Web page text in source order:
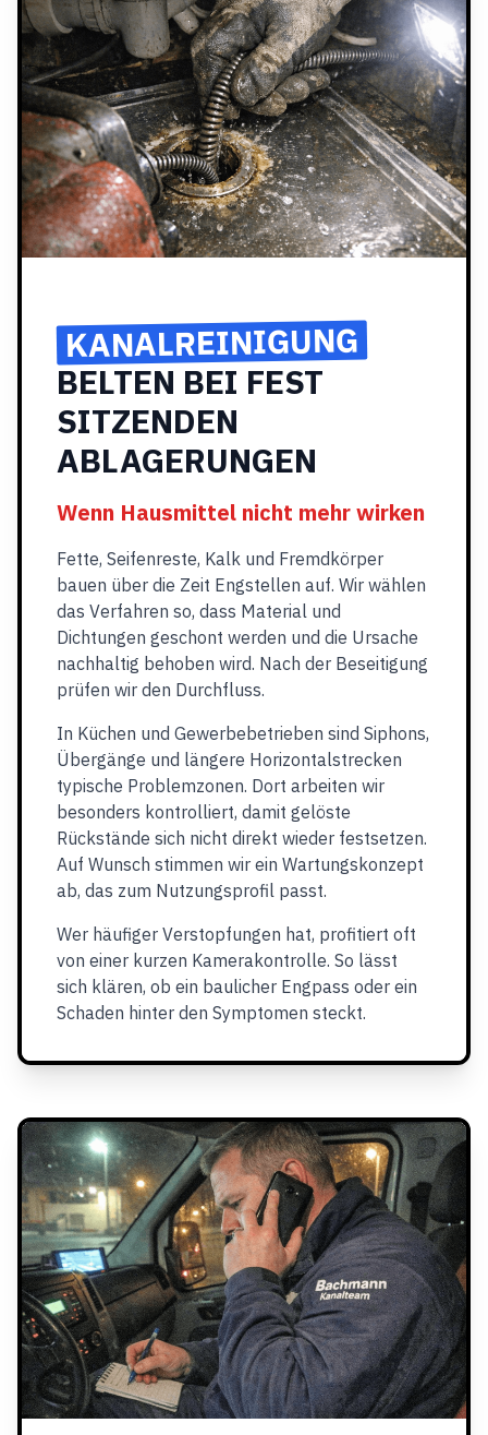
KANALREINIGUNG
BELTEN BEI FEST
SITZENDEN
ABLAGERUNGEN
Wenn Hausmittel nicht mehr wirken
Fette, Seifenreste, Kalk und Fremdkörper
bauen über die Zeit Engstellen auf. Wir wählen
das Verfahren so, dass Material und
Dichtungen geschont werden und die Ursache
nachhaltig behoben wird. Nach der Beseitigung
prüfen wir den Durchfluss.
In Küchen und Gewerbebetrieben sind Siphons,
Übergänge und längere Horizontalstrecken
typische Problemzonen. Dort arbeiten wir
besonders kontrolliert, damit gelöste
Rückstände sich nicht direkt wieder festsetzen.
Auf Wunsch stimmen wir ein Wartungskonzept
ab, das zum Nutzungsprofil passt.
Wer häufiger Verstopfungen hat, profitiert oft
von einer kurzen Kamerakontrolle. So lässt
sich klären, ob ein baulicher Engpass oder ein
Schaden hinter den Symptomen steckt.